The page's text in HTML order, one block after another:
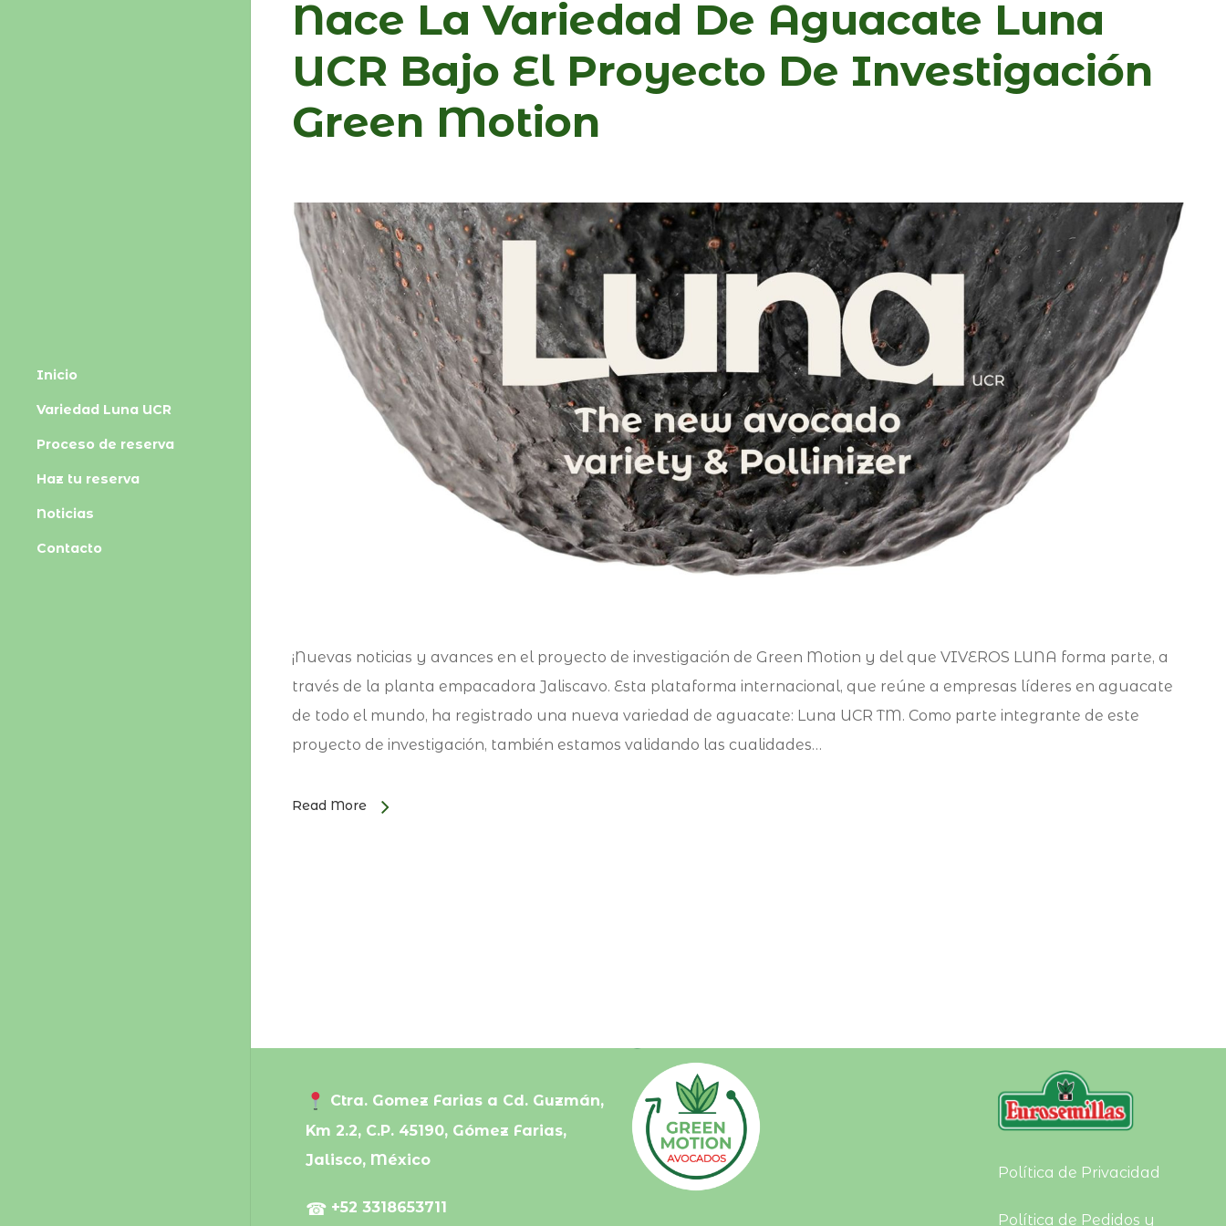
Inicio
Variedad Luna UCR
Proceso de reserva
Haz tu reserva
Noticias
Contacto
Nace La Variedad De Aguacate Luna
UCR Bajo El Proyecto De Investigación
Green Motion
¡Nuevas noticias y avances en el proyecto de investigación de Green Motion y del que VIVEROS LUNA forma parte, a
través de la planta empacadora Jaliscavo. Esta plataforma internacional, que reúne a empresas líderes en aguacate
de todo el mundo, ha registrado una nueva variedad de aguacate: Luna UCR TM. Como parte integrante de este
proyecto de investigación, también estamos validando las cualidades…
Read More
Ctra. Gomez Farias a Cd. Guzmán,
Km 2.2, C.P. 45190, Gómez Farias,
Jalisco, México
☎ +52 3318653711
Política de Privacidad
Política de Pedidos y